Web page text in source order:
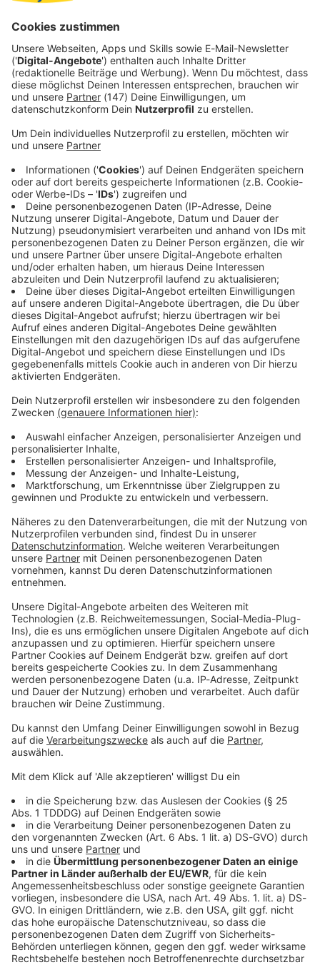
Immer auf dem Laufenden
bleiben!
Verpass' nichts mehr - mit unserem kostenlosen
ANTENNE BAYERN Newsletter. Ob Nachrichten,
Lifestyle oder unsere neuesten Aktionen - wir
informieren dich.
Zum Newsletter anmelden
Du möchtest uns etwas sagen?
Studio Hotline
Kontaktformular
Sprachnachricht
© dpa-infocom, dpa:251108-930-265703/3
Bayern